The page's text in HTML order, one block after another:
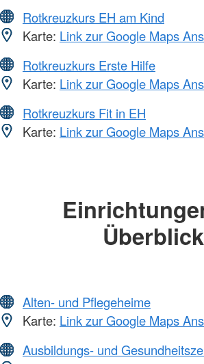
Rotkreuzkurs EH am Kind
Karte: Link zur Google Maps
Rotkreuzkurs Erste Hilfe
Karte: Link zur Google Maps
Rotkreuzkurs Fit in EH
Karte: Link zur Google Maps
Überblick
Alten- und Pflegeheime
Karte: Link zur Google Maps
Ausbildungs- und